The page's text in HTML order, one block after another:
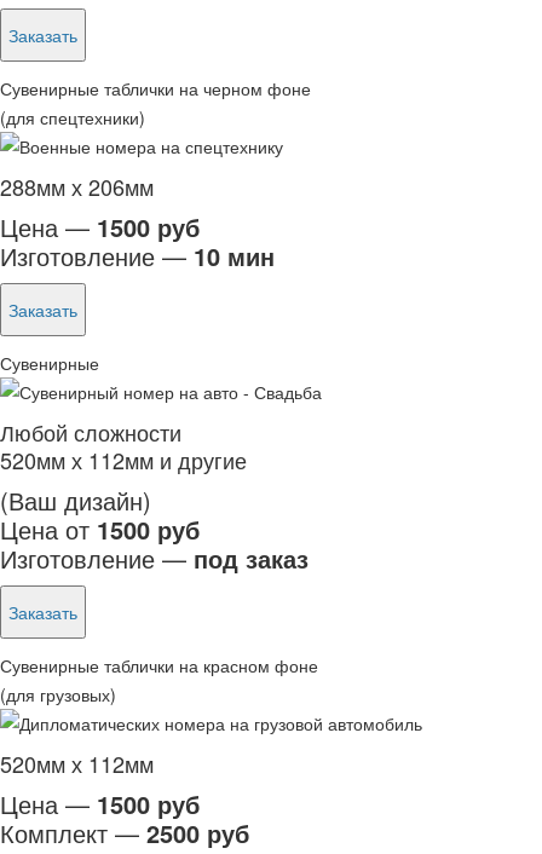
Заказать
Сувенирные таблички на черном фоне
(для спецтехники)
288мм х 206мм
Цена — 1500 руб
Изготовление — 10 мин
Заказать
Сувенирные
Любой сложности
520мм х 112мм и другие
(Ваш дизайн)
Цена от 1500 руб
Изготовление — под заказ
Заказать
Сувенирные таблички на красном фоне
(для грузовых)
520мм х 112мм
Цена — 1500 руб
Комплект — 2500 руб